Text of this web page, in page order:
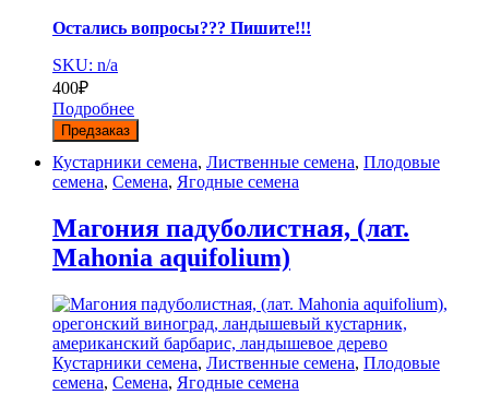
Остались вопросы??? Пишите!!!
SKU: n/a
400₽
Подробнее
Предзаказ
Кустарники семена, Лиственные семена, Плодовые
семена, Семена, Ягодные семена
Магония падуболистная, (лат.
Mahonia aquifolium)
Кустарники семена, Лиственные семена, Плодовые
семена, Семена, Ягодные семена